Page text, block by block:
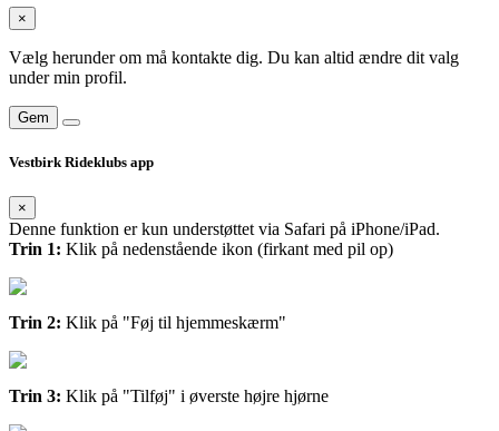
×
Vælg herunder om må kontakte dig. Du kan altid ændre dit valg
under min profil.
Gem
Vestbirk Rideklubs app
×
Denne funktion er kun understøttet via Safari på iPhone/iPad.
Trin 1: Klik på nedenstående ikon (firkant med pil op)
Trin 2: Klik på "Føj til hjemmeskærm"
Trin 3: Klik på "Tilføj" i øverste højre hjørne